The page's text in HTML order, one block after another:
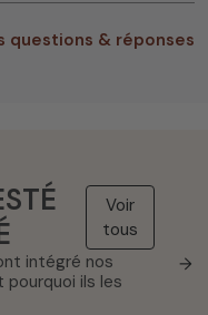
questions & réponses
Voir
tous
→
intégré nos
pourquoi ils les